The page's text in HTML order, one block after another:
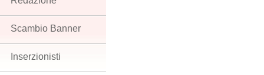
Scambio Banner
Inserzionisti